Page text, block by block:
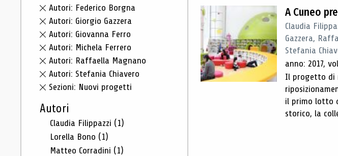
Autori: Federico Borgna
Autori: Giorgio Gazzera
Autori: Giovanna Ferro
Autori: Michela Ferrero
Autori: Raffaella Magnano
Autori: Stefania Chiavero
Sezioni: Nuovi progetti
Autori
Claudia Filippazzi (1)
Lorella Bono (1)
Matteo Corradini (1)
A Cuneo
Claudia
Gazzera,
Stefania
anno: 2017,
Il progetto di
il primo lotto
storico, la